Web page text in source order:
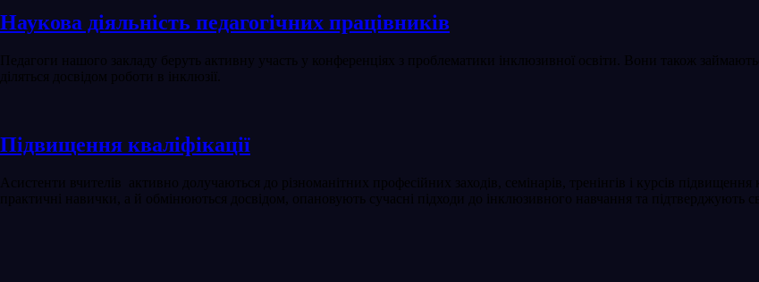
Наукова діяльність педагогічних працівників
Педагоги нашого закладу беруть активну участь у конференціях з проблематики інклюзивної освіти. Вони також
діляться досвідом роботи в інклюзії.
Підвищення кваліфікації
Асистенти вчителів активно долучаються до різноманітних професійних заходів, семінарів, тренінгів і курсів
практичні навички, а й обмінюються досвідом, опановують сучасні підходи до інклюзивного навчання та підтверджують